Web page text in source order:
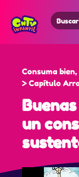
Search
for:
Consuma
> Capítulo
un